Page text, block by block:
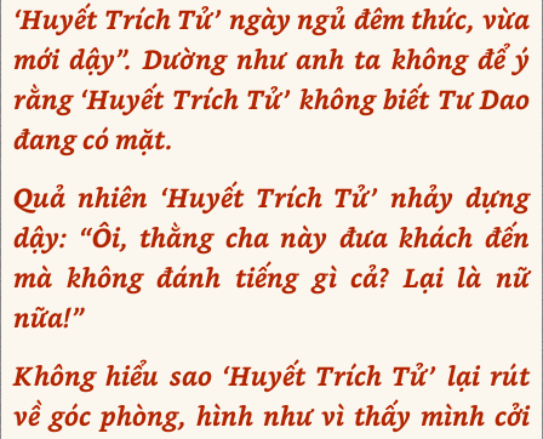
‘Huyết Trích Tử’ ngày ngủ đêm thức, vừa
mới dậy”. Dường như anh ta không để ý
rằng ‘Huyết Trích Tử’ không biết Tư Dao
đang có mặt.
Quả nhiên ‘Huyết Trích Tử’ nhảy dựng
dậy: “Ôi, thằng cha này đưa khách đến
mà không đánh tiếng gì cả? Lại là nữ
nữa!”
Không hiểu sao ‘Huyết Trích Tử’ lại rút
về góc phòng, hình như vì thấy mình cởi